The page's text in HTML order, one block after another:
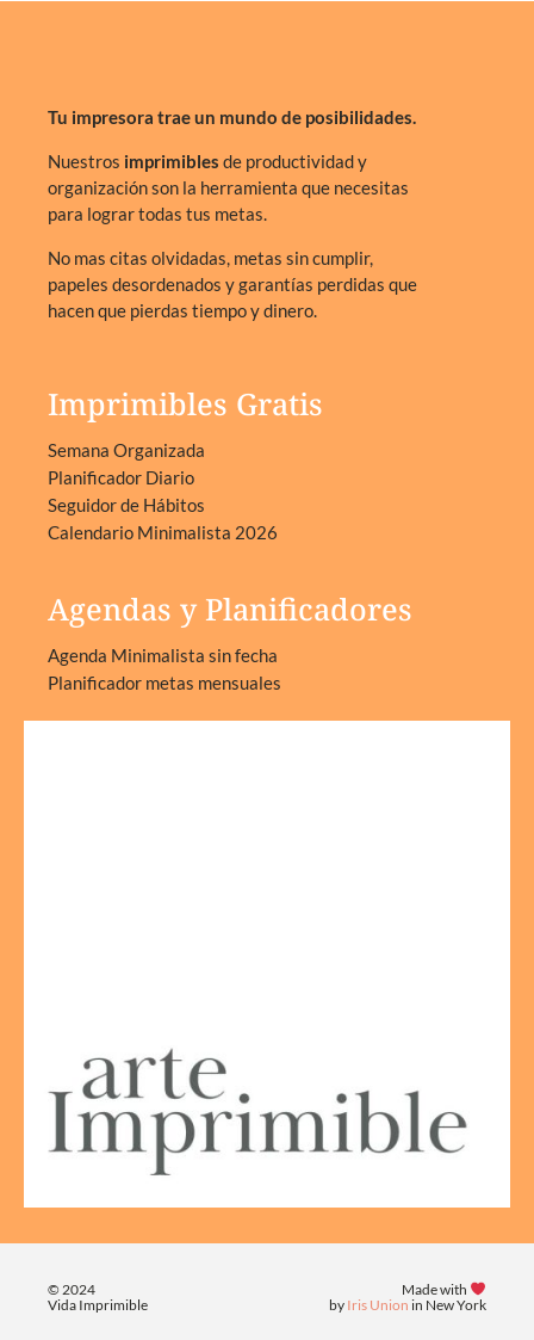
Tu impresora trae un mundo de posibilidades.
Nuestros imprimibles de productividad y
organización son la herramienta que necesitas
para lograr todas tus metas.
No mas citas olvidadas, metas sin cumplir,
papeles desordenados y garantías perdidas que
hacen que pierdas tiempo y dinero.
Imprimibles Gratis
Semana Organizada
Planificador Diario
Seguidor de Hábitos
Calendario Minimalista 2026
Agendas y Planificadores
Agenda Minimalista sin fecha
Planificador metas mensuales
© 2024
Vida Imprimible
Made with
by Iris Union in New York